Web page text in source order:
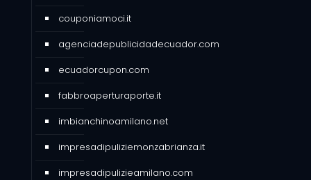
couponiamoci.it
agenciadepublicidadecuador.com
ecuadorcupon.com
fabbroaperturaporte.it
imbianchinoamilano.net
impresadipuliziemonzabrianza.it
impresadipulizieamilano.com